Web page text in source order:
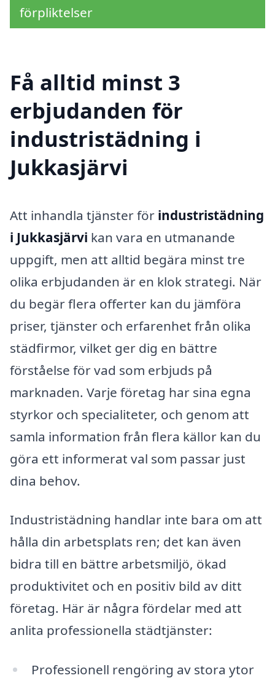
förpliktelser
Få alltid minst 3
erbjudanden för
industristädning i
Jukkasjärvi
Att inhandla tjänster för industristädning
i Jukkasjärvi kan vara en utmanande
uppgift, men att alltid begära minst tre
olika erbjudanden är en klok strategi. När
du begär flera offerter kan du jämföra
priser, tjänster och erfarenhet från olika
städfirmor, vilket ger dig en bättre
förståelse för vad som erbjuds på
marknaden. Varje företag har sina egna
styrkor och specialiteter, och genom att
samla information från flera källor kan du
göra ett informerat val som passar just
dina behov.
Industristädning handlar inte bara om att
hålla din arbetsplats ren; det kan även
bidra till en bättre arbetsmiljö, ökad
produktivitet och en positiv bild av ditt
företag. Här är några fördelar med att
anlita professionella städtjänster:
Professionell rengöring av stora ytor